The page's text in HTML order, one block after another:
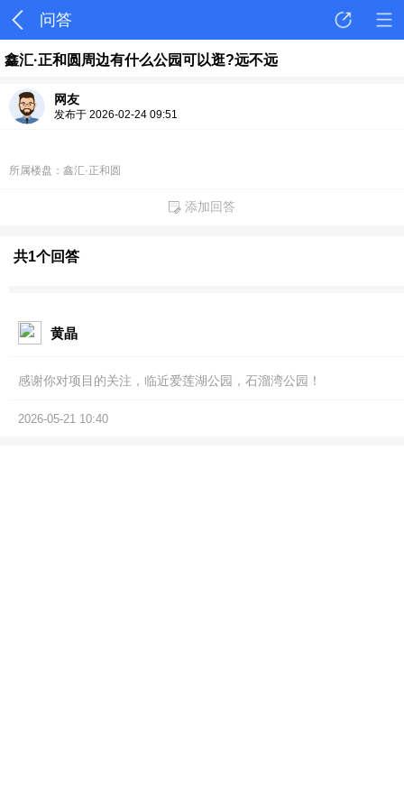
问答
鑫汇·正和圆周边有什么公园可以逛?远不远
网友
发布于 2026-02-24 09:51
所属楼盘：鑫汇·正和圆
添加回答
共1个回答
黄晶
感谢你对项目的关注，临近爱莲湖公园，石溜湾公园！
2026-05-21 10:40